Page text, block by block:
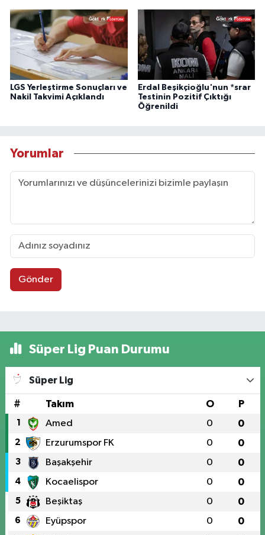
LGS Yerleştirme Sonuçları ve
Nakil Takvimi Açıklandı
Erdal Beşikçioğlu'nun *srar
Testinin Pozitif Çıktığı
Öğrenildi
Yorumlar
Gönder
Süper Lig Puan Durumu
Süper Lig
# Takım O P
1 Amed 0 0
2 Erzurumspor FK 0 0
3 Başakşehir 0 0
4 Kocaelispor 0 0
5 Beşiktaş 0 0
6 Eyüpspor 0 0